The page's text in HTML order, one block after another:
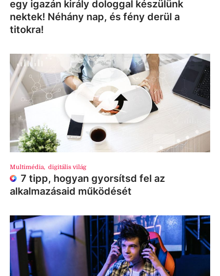
egy igazán király dologgal készülünk
nektek! Néhány nap, és fény derül a
titokra!
Multimédia, digitális világ
7 tipp, hogyan gyorsítsd fel az
alkalmazásaid működését